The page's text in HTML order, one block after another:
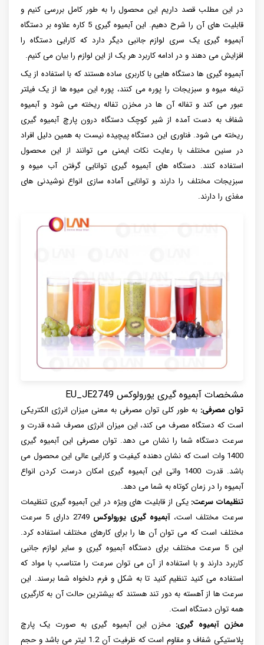
در این مطلب قصد داریم این محصول را به طور کامل بررسی کنیم و
قابلیت های آن را شرح دهیم. این آبمیوه گیری 5 کاره علاوه بر دستگاه
آبمیوه گیری یک سری لوازم جانبی دیگر دارد که کارایی دستگاه را
افزایش می دهند و در ادامه کاربرد هر یک از این لوازم را بیان می کنیم.
آبمیوه گیری ها دستگاه هایی با کاربری ساده هستند که با استفاده از یک
تیغه میوه و سبزیجات را پوره می کنند، پوره این میوه ها از یک فیلتر
عبور می کند و تفاله آن ها در مخزن تفاله ریخته می شود و آبمیوه
شفاف به دست آمده از شیر کوچک دستگاه درون پارچ آبمیوه گیری
ریخته می شود. فناوری این دستگاه پیچیده نیست به همین دلیل افراد
در سنین مختلف با رعایت نکات ایمنی می توانند از این محصول
استفاده کنند. دستگاه های آبمیوه گیری توانایی گرفتن آب میوه و
سبزیجات مختلف را دارند و توانایی آماده سازی انواع نوشیدنی های
مغذی را دارند.
مشخصات آبمیوه گیری یورولوکس EU_JE2749
توان مصرفی: به طور کلی توان مصرفی به معنی میزان انرژی الکتریکی
است که دستگاه مصرف می کند، این میزان انرژی مصرف شده قدرت و
سرعت دستگاه شما را نشان می دهد. توان مصرفی این آبمیوه گیری
1400 وات است که نشان دهنده کیفیت و کارایی عالی این محصول می
باشد. قدرت 1400 واتی این آبمیوه گیری امکان درست کردن انواع
آبمیوه را در زمان کوتاه به شما می دهد.
تنظیمات سرعت: یکی از قابلیت های ویژه در این آبمیوه گیری تنظیمات
سرعت مختلف است،آبمیوه گیری یورولوکس
2749 دارای 5 سرعت
مختلف است که می توان آن ها را برای کارهای مختلف استفاده کرد.
این 5 سرعت مختلف برای دستگاه آبمیوه گیری و سایر لوازم جانبی
کاربرد دارند و با استفاده از آن می توان سرعت را متناسب با مواد که
استفاده می کنید تنظیم کنید تا به شکل و فرم دلخواه شما برسند. این
سرعت ها از آهسته به دور تند هستند که بیشترین حالت آن به کارگیری
همه توان دستگاه است.
مخزن آبمیوه گیری: مخزن این آبمیوه گیری به صورت یک پارچ
پلاستیکی شفاف و مقاوم است که ظرفیت آن 1.2 لیتر می باشد و حجم